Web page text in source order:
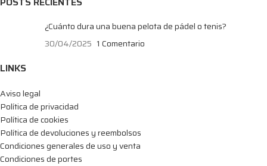
¿Cuánto dura una buena pelota de pádel o tenis?
30/04/2025 1 Comentario
LINKS
Aviso legal
Política de privacidad
Política de cookies
Política de devoluciones y reembolsos
Condiciones generales de uso y venta
Condiciones de portes